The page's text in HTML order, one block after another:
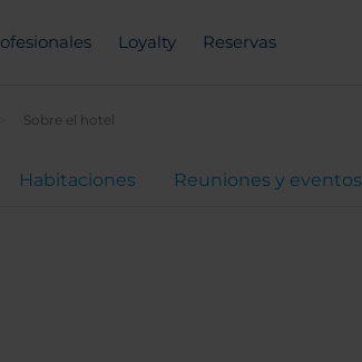
Loyalty Reservas
Sobre el hotel
Habitaciones Reuniones y eventos